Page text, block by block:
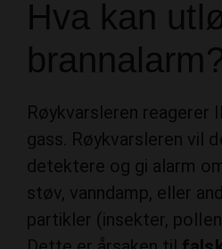
Røykvarsleren reagerer
gass. Røykvarsleren vil
detektere og gi alarm
støv, vanndamp, eller
partikler (insekter,
Dette er årsaken til
deteksjonskammeret